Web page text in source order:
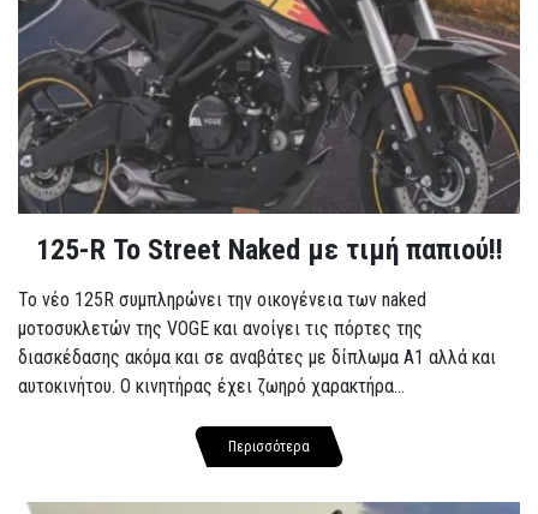
125-R Το Street Naked με τιμή παπιού!!
Το νέο 125R συμπληρώνει την οικογένεια των naked
μοτοσυκλετών της VOGE και ανοίγει τις πόρτες της
διασκέδασης ακόμα και σε αναβάτες με δίπλωμα A1 αλλά και
αυτοκινήτου. Ο κινητήρας έχει ζωηρό χαρακτήρα...
Περισσότερα